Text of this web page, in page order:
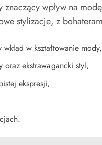
wpływ na
stylizacje, z
w kształtowanie mody,
ekstrawagancki styl,
ekspresji,